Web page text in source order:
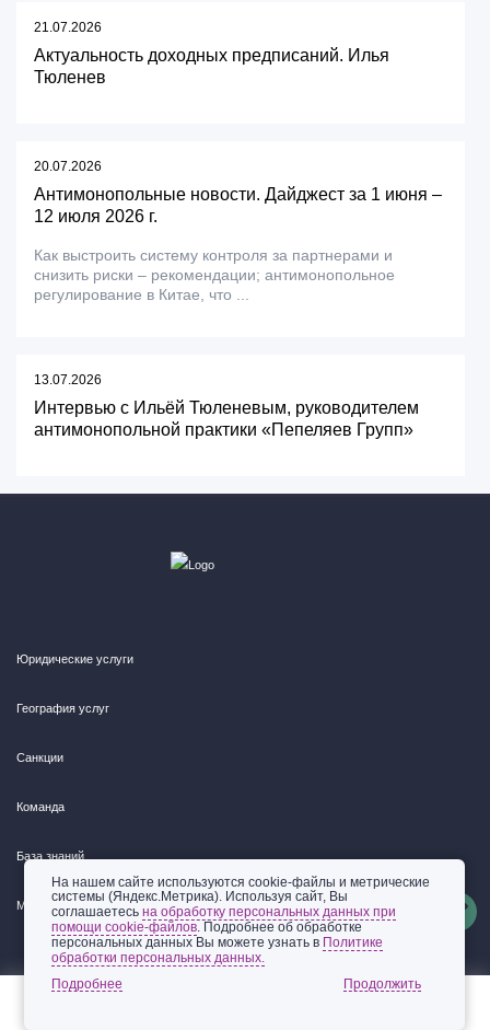
21.07.2026
Актуальность доходных предписаний. Илья
Тюленев
20.07.2026
Антимонопольные новости. Дайджест за 1 июня –
12 июля 2026 г.
Как выстроить систему контроля за партнерами и
снизить риски – рекомендации; антимонопольное
регулирование в Китае, что ...
13.07.2026
Интервью с Ильёй Тюленевым, руководителем
антимонопольной практики «Пепеляев Групп»
Юридические услуги
География услуг
Санкции
Команда
База знаний
Мероприятия
На нашем сайте используются cookie-файлы и метрические
системы (Яндекс.Метрика). Используя сайт, Вы
соглашаетесьна обработку персональных данных при
помощи cookie-файлов. Подробнее об обработке
персональных данных Вы можете узнать в Политике
обработки персональных данных.
Подробнее